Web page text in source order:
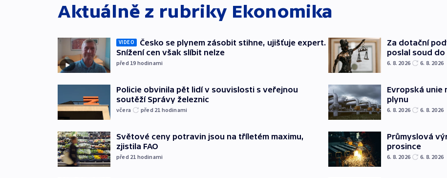
Aktuálně z rubriky Ekonomika
VIDEO
Česko se plynem zásobit stihne, ujišťuje expert.
Snížení cen však slíbit nelze
před 19 hodinami
Policie obvinila pět lidí v souvislosti s veřejnou
soutěží Správy železnic
včera před 21 hodinami
Světové ceny potravin jsou na tříletém maximu,
zjistila FAO
před 21 hodinami
Za dotační
poslal soud do
6. 8. 2026 6. 8. 2026
Evropská unie
plynu
6. 8. 2026 6. 8. 2026
Průmyslová
prosince
6. 8. 2026 6. 8. 2026